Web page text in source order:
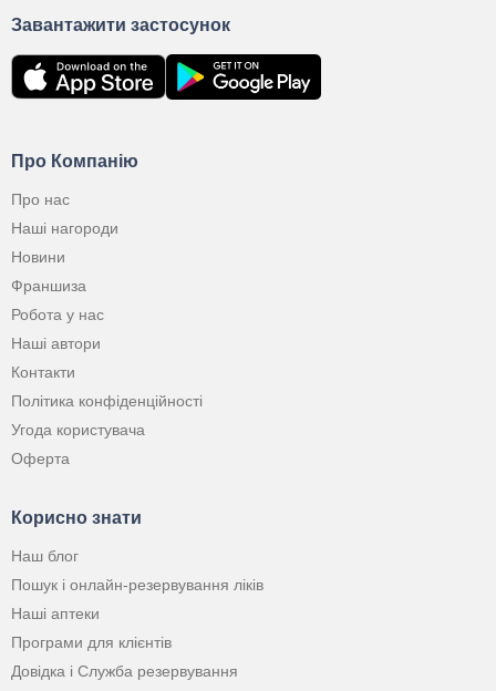
Про Компанію
Про нас
Наші нагороди
Новини
Франшиза
Робота у нас
Наші автори
Контакти
Політика конфіденційності
Угода користувача
Оферта
Корисно знати
Наш блог
Пошук і онлайн-резервування ліків
Наші аптеки
Програми для клієнтів
Довідка і Служба резервування
Завантажити застосунок